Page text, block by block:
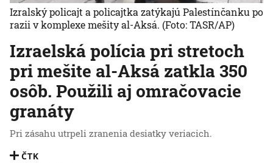
Izraelská polícia pri stretoch
pri mešite al-Aksá zatkla 350
osôb. Použili aj omračovacie
granáty
Pri zásahu utrpeli zranenia desiatky veriacich.
ČTK
Izralský policajt a policajtka zatýkajú Palestínčanku po
razii v komplexe mešity al-Aksá. (Foto: TASR/AP)